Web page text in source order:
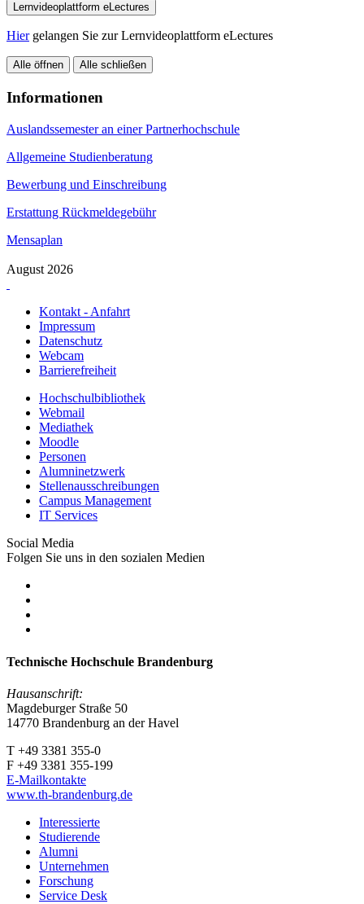
Lernvideoplattform eLectures
Hiergelangen Sie zur Lernvideoplattform eLectures
Alle öffnen Alle schließen
Informationen
Auslandssemester an einer Partnerhochschule
Allgemeine Studienberatung
Bewerbung und Einschreibung
Erstattung Rückmeldegebühr
Mensaplan
August 2026
Kontakt - Anfahrt
Impressum
Datenschutz
Webcam
Barrierefreiheit
Hochschulbibliothek
Webmail
Mediathek
Moodle
Personen
Alumninetzwerk
Stellenausschreibungen
Campus Management
IT Services
Social Media
Folgen Sie uns in den sozialen Medien
Technische Hochschule Brandenburg
Hausanschrift:
Magdeburger Straße 50
14770 Brandenburg an der Havel
T +49 3381 355-0
F +49 3381 355-199
E-Mailkontakte
www.th-brandenburg.de
Interessierte
Studierende
Alumni
Unternehmen
Forschung
Service Desk